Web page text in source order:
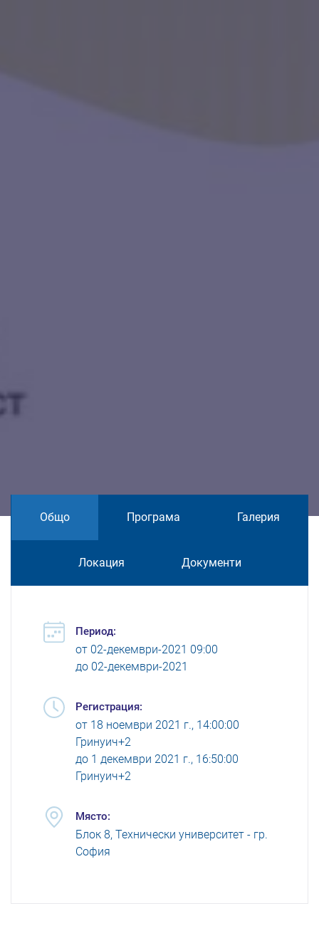
Общо Програма Галерия
Локация Документи
Период:
от 02-декември-2021 09:00
до 02-декември-2021
Регистрация:
от 18 ноември 2021 г., 14:00:00
Гринуич+2
до 1 декември 2021 г., 16:50:00
Гринуич+2
Място:
Блок 8, Технически университет - гр.
София